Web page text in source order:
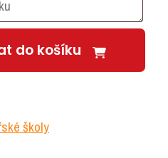
do košíku
školy